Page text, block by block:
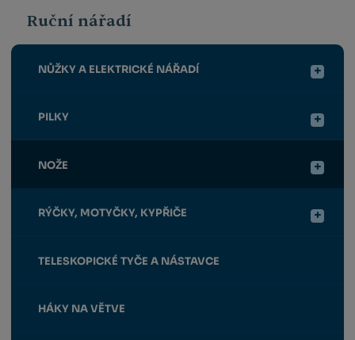
Ruční nářadí
NŮŽKY A ELEKTRICKÉ NÁŘADÍ
PILKY
NOŽE
RÝČKY, MOTYČKY, KYPŘIČE
TELESKOPICKÉ TYČE A NÁSTAVCE
HÁKY NA VĚTVE